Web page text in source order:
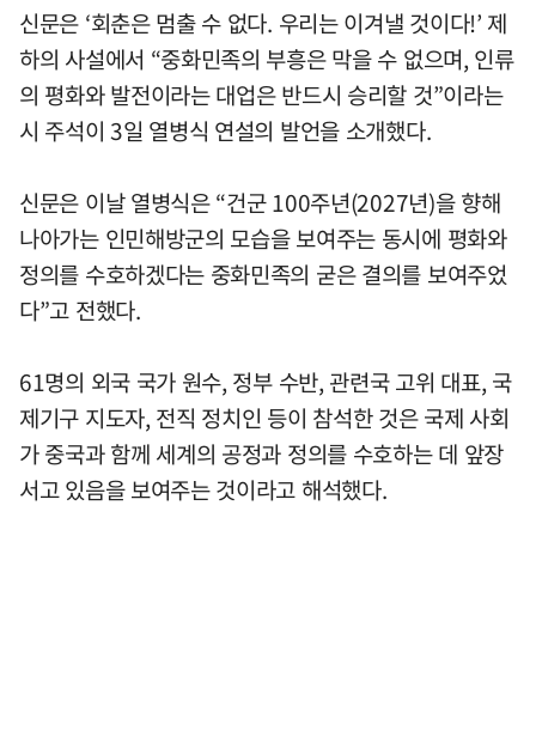
신문은 ‘회춘은 멈출 수 없다. 우리는 이겨낼 것이다!’ 제
하의 사설에서 “중화민족의 부흥은 막을 수 없으며, 인류
의 평화와 발전이라는 대업은 반드시 승리할 것”이라는
시 주석이 3일 열병식 연설의 발언을 소개했다.
신문은 이날 열병식은 “건군 100주년(2027년)을 향해
나아가는 인민해방군의 모습을 보여주는 동시에 평화와
정의를 수호하겠다는 중화민족의 굳은 결의를 보여주었
다”고 전했다.
61명의 외국 국가 원수, 정부 수반, 관련국 고위 대표, 국
제기구 지도자, 전직 정치인 등이 참석한 것은 국제 사회
가 중국과 함께 세계의 공정과 정의를 수호하는 데 앞장
서고 있음을 보여주는 것이라고 해석했다.